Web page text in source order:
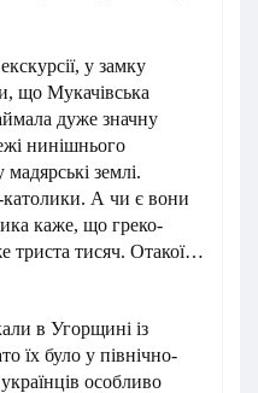
у замку
що Мукачівська
дуже значну
нинішнього
землі.
католики. А чи є вони
каже, що греко-
триста тисяч. Отакої…
в Угорщині із
їх було у північно-
особливо